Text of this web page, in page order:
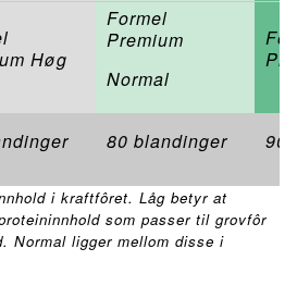
Høg
Formel
Premium
Normal
80 blandinger 90
i kraftfôret. Låg betyr at
som passer til grovfôr
Normal ligger mellom disse i